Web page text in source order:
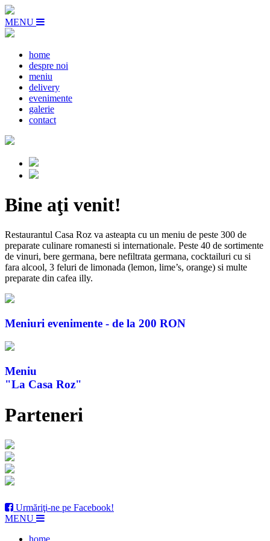
MENU
home
despre noi
meniu
delivery
evenimente
galerie
contact
Bine aţi venit!
Restaurantul Casa Roz va asteapta cu un meniu de peste 300 de
preparate culinare romanesti si internationale. Peste 40 de sortimente
de vinuri, bere germana, bere nefiltrata germana, cocktailuri cu si
fara alcool, 3 feluri de limonada (lemon, lime’s, orange) si multe
preparate din cafea illy.
Meniuri evenimente - de la 200 RON
Meniu
"La Casa Roz"
Parteneri
Urmăriţi-ne pe Facebook!
MENU
home